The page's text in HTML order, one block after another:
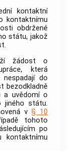
kontaktní
kontaktnímu
obdržené
státu, jakož
žádost o
, která
do
bezodkladně
a uvědomí o
jiného státu.
v§ 10
tohoto
po
kontaktnímu